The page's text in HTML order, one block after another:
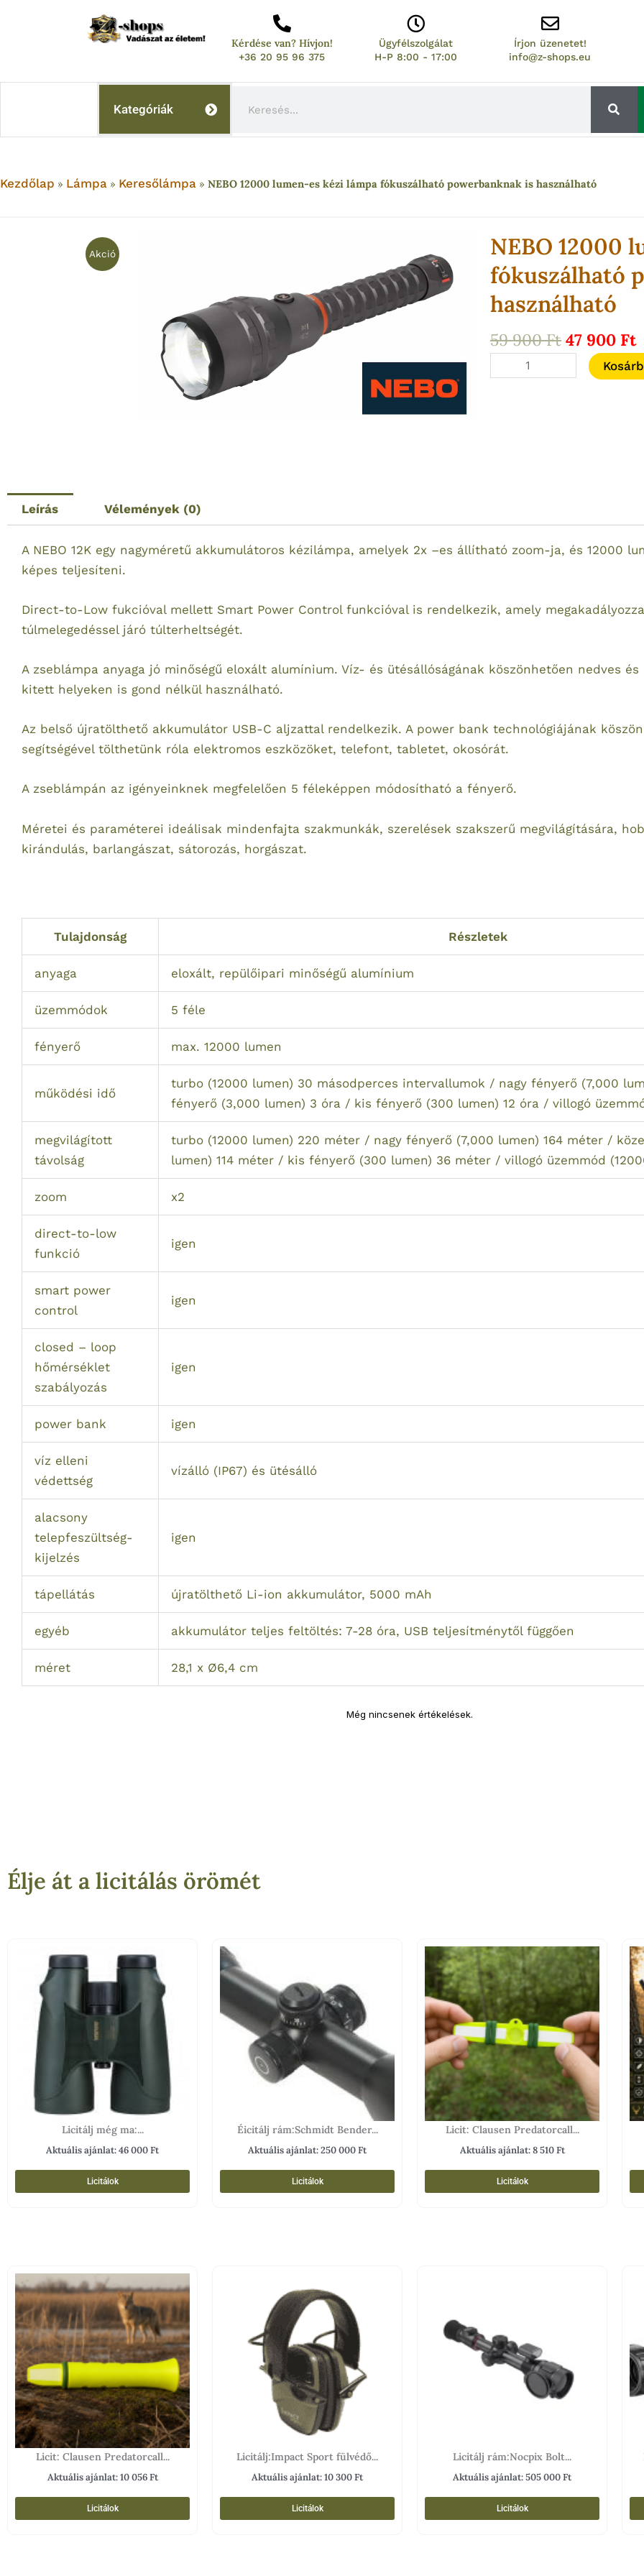
Kérdése van? Hívjon!
+36 20 95 96 375
Ügyfélszolgálat
H-P 8:00 - 17:00
Írjon üzenetet!
info@z-shops.eu
Kategóriák
Kezdőlap » Lámpa » Keresőlámpa » NEBO 12000 lumen-es kézi lámpa fókuszálható powerbanknak is használható
Akció
NEBO 12000
fókuszálható
használható
59 900Ft Original
price
was:
47 900 Ft
12000
is
használható
Leírás Vélemények (0)
A NEBO 12K egy nagyméretű akkumulátoros kézilámpa, amelyek 2x –es állítható zoom-ja, és 12000
képes teljesíteni.
Direct-to-Low fukcióval mellett Smart Power Control funkcióval is rendelkezik, amely
túlmelegedéssel járó túlterheltségét.
A zseblámpa anyaga jó minőségű eloxált alumínium. Víz- és ütésállóságának köszönhetően nedves
kitett helyeken is gond nélkül használható.
Az belső újratölthető akkumulátor USB-C aljzattal rendelkezik. A power bank technológiájának
segítségével tölthetünk róla elektromos eszközöket, telefont, tabletet, okosórát.
A zseblámpán az igényeinknek megfelelően 5 féleképpen módosítható a fényerő.
Méretei és paraméterei ideálisak mindenfajta szakmunkák, szerelések szakszerű megvilágítására,
kirándulás, barlangászat, sátorozás, horgászat.
Tulajdonság Részletek
anyaga eloxált, repülőipari minőségű alumínium
üzemmódok 5 féle
fényerő max. 12000 lumen
működési idő
turbo (12000 lumen) 30 másodperces intervallumok / nagy fényerő (7,000
fényerő (3,000 lumen) 3 óra / kis fényerő (300 lumen) 12 óra / villogó
megvilágított
távolság
turbo (12000 lumen) 220 méter / nagy fényerő (7,000 lumen) 164 méter /
lumen) 114 méter / kis fényerő (300 lumen) 36 méter / villogó üzemmód
zoom x2
direct-to-low
funkció
igen
smart power
control
igen
closed – loop
hőmérséklet
szabályozás
igen
power bank igen
víz elleni
védettség
vízálló (IP67) és ütésálló
alacsony
telepfeszültség-
kijelzés
igen
tápellátás újratölthető Li-ion akkumulátor, 5000 mAh
egyéb akkumulátor teljes feltöltés: 7-28 óra, USB teljesítménytől függően
méret 28,1 x Ø6,4 cm
Még nincsenek értékelések.
Élje át a licitálás örömét
Licitálj még ma:...
Aktuális ajánlat:46 000Ft
Licitálok
Éicitálj rám:Schmidt Bender...
Aktuális ajánlat:250 000Ft
Licitálok
Licit: Clausen Predatorcall...
Aktuális ajánlat:8 510Ft
Licitálok
Licit: Clausen Predatorcall...
Aktuális ajánlat:10 056Ft
Licitálok
Licitálj:Impact Sport fülvédő...
Aktuális ajánlat:10 300Ft
Licitálok
Licitálj rám:Nocpix Bolt...
Aktuális ajánlat:505 000Ft
Licitálok